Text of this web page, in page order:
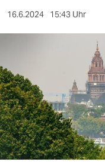
nord
wahrheit
verlag
veranstaltungen
shop
fragen & hilfe
16.6.2024 15:43 Uhr